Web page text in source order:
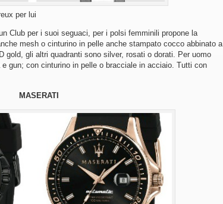
per lui
Club per i suoi seguaci, per i polsi femminili propone la
mesh o cinturino in pelle anche stampato cocco abbinato a
gold, gli altri quadranti sono silver, rosati o dorati. Per uomo
gun; con cinturino in pelle o bracciale in acciaio. Tutti con
MASERATI